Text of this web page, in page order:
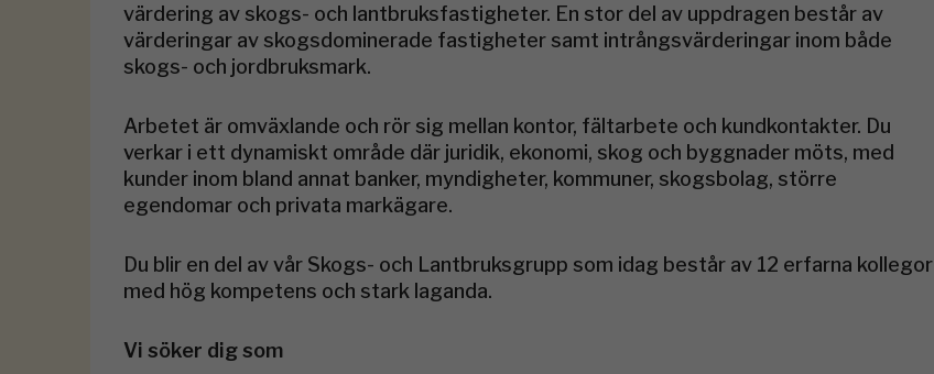
värdering av skogs- och lantbruksfastigheter. En stor del av uppdragen består av
värderingar av skogsdominerade fastigheter samt intrångsvärderingar inom både
skogs- och jordbruksmark.
Arbetet är omväxlande och rör sig mellan kontor, fältarbete och kundkontakter. Du
verkar i ett dynamiskt område där juridik, ekonomi, skog och byggnader möts, med
kunder inom bland annat banker, myndigheter, kommuner, skogsbolag, större
egendomar och privata markägare.
Du blir en del av vår Skogs- och Lantbruksgrupp som idag består av 12 erfarna kollegor
med hög kompetens och stark laganda.
Vi söker dig som